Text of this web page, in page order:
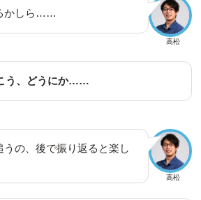
高松
かしら……
う、どうにか……
高松
うの、後で振り返ると楽し